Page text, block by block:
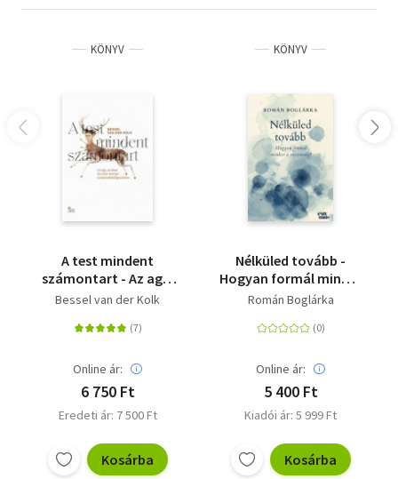
KÖNYV
A test mindent
számontart - Az agy,
az elme és a test
traumafeldolgozásban
Bessel van der Kolk
Online ár:
6 750 Ft
Eredeti ár: 7 500 Ft
Kosárba
KÖNYV
Nélküled tovább -
Hogyan formál minket
a veszteség?
Román Boglárka
Online ár:
5 400 Ft
Kiadói ár: 5 999 Ft
Kosárba